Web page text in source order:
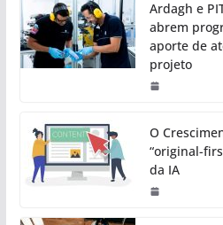
Ardagh e
abrem
aporte de
projeto
O
“original-
da IA